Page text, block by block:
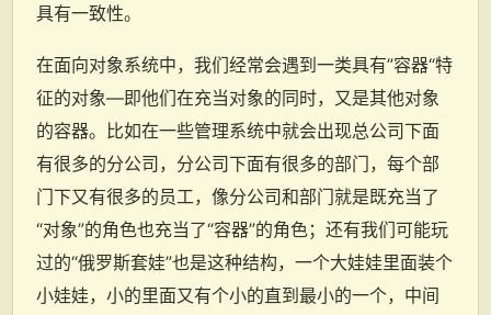
具有一致性。
在面向对象系统中，我们经常会遇到一类具有”容器“特
征的对象—即他们在充当对象的同时，又是其他对象
的容器。比如在一些管理系统中就会出现总公司下面
有很多的分公司，分公司下面有很多的部门，每个部
门下又有很多的员工，像分公司和部门就是既充当了
“对象”的角色也充当了“容器”的角色；还有我们可能玩
过的“俄罗斯套娃”也是这种结构，一个大娃娃里面装个
小娃娃，小的里面又有个小的直到最小的一个，中间